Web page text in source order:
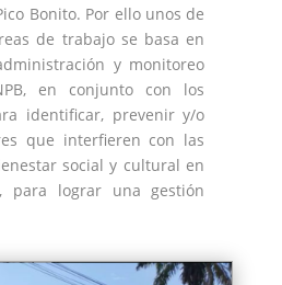
Bonito. Por ello unos de
de trabajo se basa en
y monitoreo
en conjunto con los
identificar, prevenir y/o
que interfieren con las
social y cultural en
para lograr una gestión